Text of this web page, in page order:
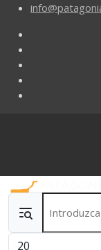
Cantidad